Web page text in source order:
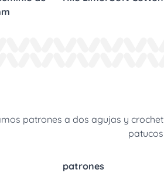
patrones a dos agujas y
patrones